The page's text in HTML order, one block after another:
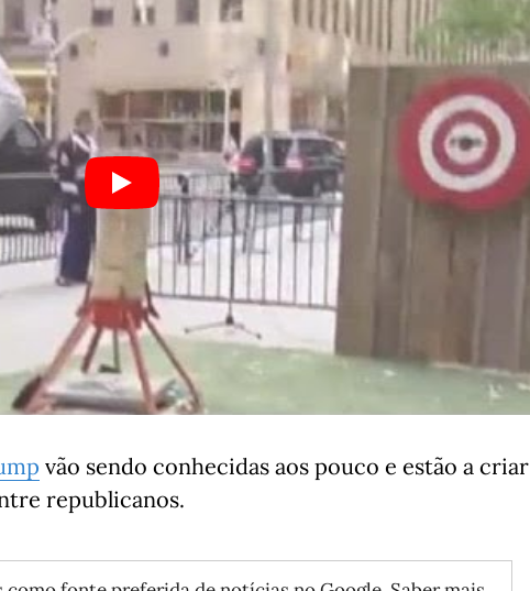
vão sendo conhecidas aos pouco e estão a criar
republicanos.